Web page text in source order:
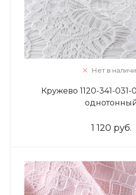
Нет в
Кружево 1120-341-
1 120 руб.